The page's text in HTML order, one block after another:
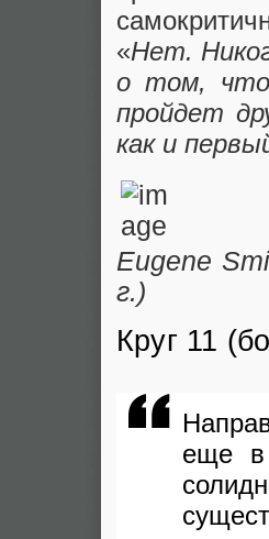
«Нет.
о том,
пройдет
как и
Eugene
г.)
Круг 11
еще в